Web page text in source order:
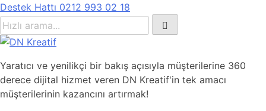
Destek Hattı 0212 993 02 18
Yaratıcı ve yenilikçi bir bakış açısıyla müşterilerine 360
derece dijital hizmet veren DN Kreatif'in tek amacı
müşterilerinin kazancını artırmak!